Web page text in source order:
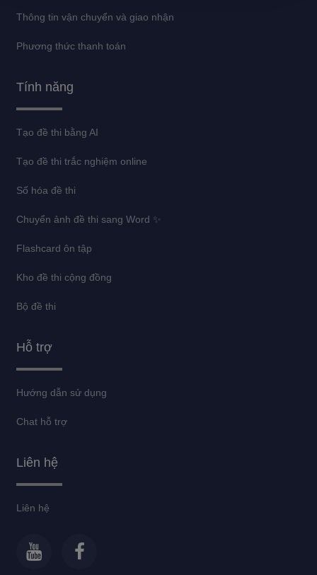
Thông tin vận chuyển và giao nhận
Phương thức thanh toán
Tính năng
Tạo đề thi bằng AI
Tạo đề thi trắc nghiệm online
Số hóa đề thi
Chuyển ảnh đề thi sang Word ✨
Flashcard ôn tập
Kho đề thi cộng đồng
Bộ đề thi
Hỗ trợ
Hướng dẫn sử dụng
Chat hỗ trợ
Liên hệ
Liên hệ